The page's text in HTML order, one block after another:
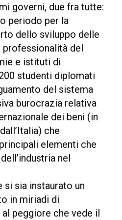
governi, due fra tutte:
periodo per la
dello sviluppo delle
del
e istituti di
studenti diplomati
del sistema
burocrazia relativa
dei beni (in
che
elementi che
nel
si sia instaurato un
in miriadi di
peggiore che vede il